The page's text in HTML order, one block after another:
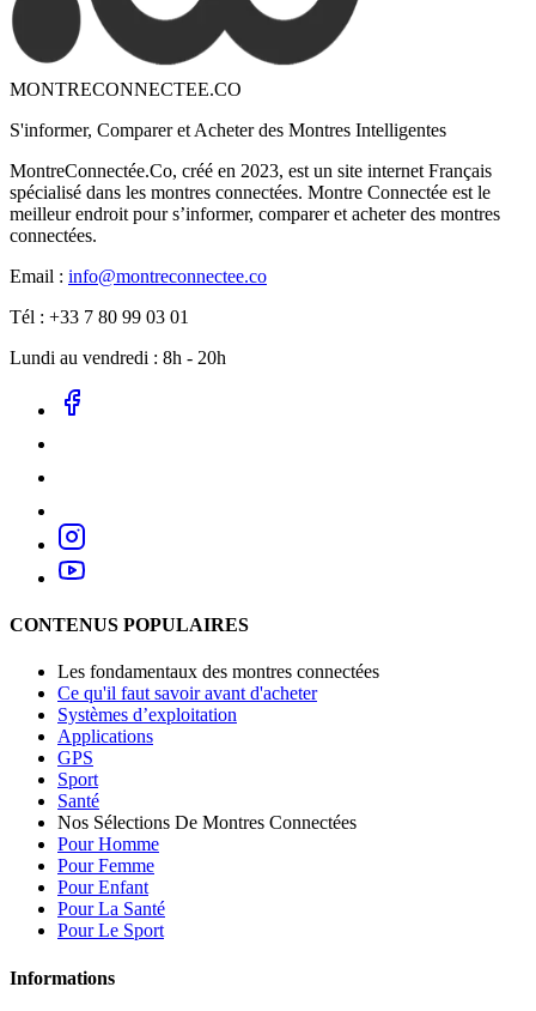
MONTRECONNECTEE.CO
S'informer, Comparer et Acheter des Montres Intelligentes
MontreConnectée.Co, créé en 2023, est un site internet Français
spécialisé dans les montres connectées. Montre Connectée est le
meilleur endroit pour s’informer, comparer et acheter des montres
connectées.
Email : info@montreconnectee.co
Tél : +33 7 80 99 03 01
Lundi au vendredi : 8h - 20h
CONTENUS POPULAIRES
Les fondamentaux des montres connectées
Ce qu'il faut savoir avant d'acheter
Systèmes d’exploitation
Applications
GPS
Sport
Santé
Nos Sélections De Montres Connectées
Pour Homme
Pour Femme
Pour Enfant
Pour La Santé
Pour Le Sport
Informations